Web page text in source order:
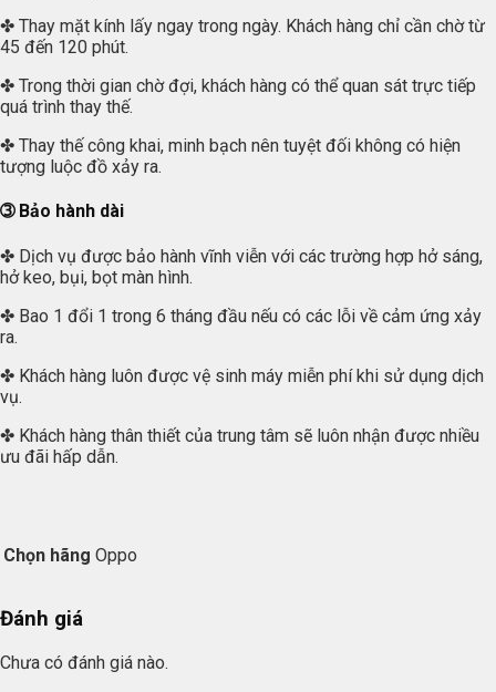
✤ Thay mặt kính lấy ngay trong ngày. Khách hàng chỉ cần chờ từ
45 đến 120 phút.
✤ Trong thời gian chờ đợi, khách hàng có thể quan sát trực tiếp
quá trình thay thế.
✤ Thay thế công khai, minh bạch nên tuyệt đối không có hiện
tượng luộc đồ xảy ra.
➂ Bảo hành dài
✤ Dịch vụ được bảo hành vĩnh viễn với các trường hợp hở sáng,
hở keo, bụi, bọt màn hình.
✤ Bao 1 đổi 1 trong 6 tháng đầu nếu có các lỗi về cảm ứng xảy
ra.
✤ Khách hàng luôn được vệ sinh máy miễn phí khi sử dụng dịch
vụ.
✤ Khách hàng thân thiết của trung tâm sẽ luôn nhận được nhiều
ưu đãi hấp dẫn.
Chọn hãng Oppo
Đánh giá
Chưa có đánh giá nào.